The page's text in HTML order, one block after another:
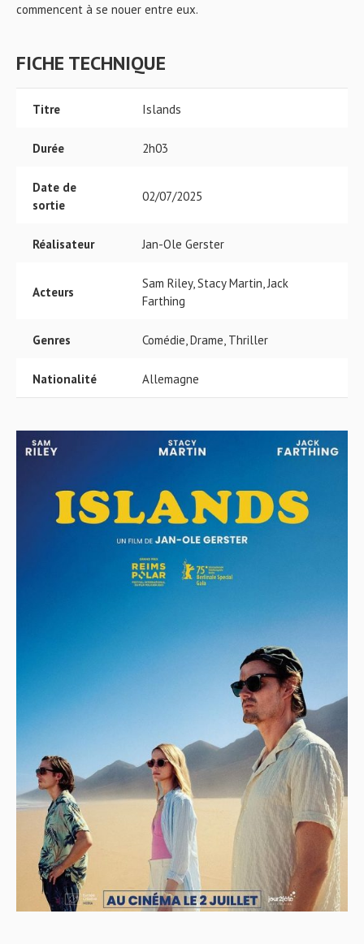
commencent à se nouer entre eux.
FICHE TECHNIQUE
Titre Islands
Durée 2h03
Date de
sortie
02/07/2025
Réalisateur Jan-Ole Gerster
Acteurs
Sam Riley, Stacy Martin, Jack
Farthing
Genres Comédie, Drame, Thriller
Nationalité Allemagne